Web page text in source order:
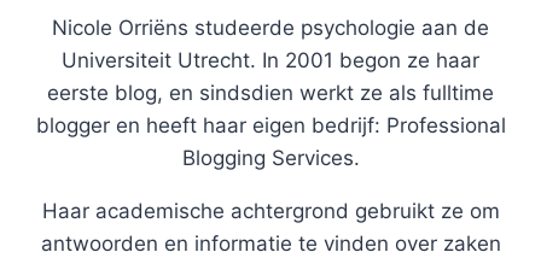
Nicole Orriëns studeerde psychologie aan de
Universiteit Utrecht. In 2001 begon ze haar
eerste blog, en sindsdien werkt ze als fulltime
blogger en heeft haar eigen bedrijf: Professional
Blogging Services.
Haar academische achtergrond gebruikt ze om
antwoorden en informatie te vinden over zaken